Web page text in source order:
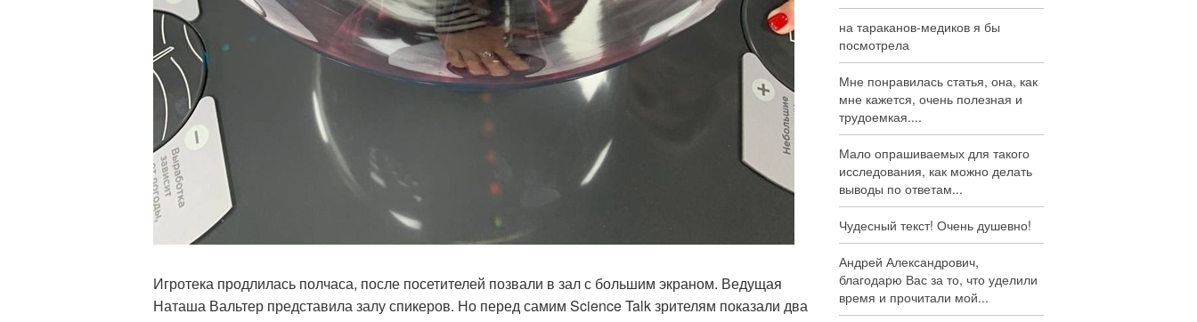
Игротека продлилась полчаса, после посетителей позвали в зал с большим экраном. Ведущая
Наташа Вальтер представила залу спикеров. Но перед самим Science Talk зрителям показали два
на тараканов-медиков я бы
посмотрела
Мне понравилась статья, она, как
мне кажется, очень полезная и
трудоемкая....
Мало опрашиваемых для такого
исследования, как можно делать
выводы по ответам...
Чудесный текст! Очень душевно!
Андрей Александрович,
благодарю Вас за то, что уделили
время и прочитали мой...